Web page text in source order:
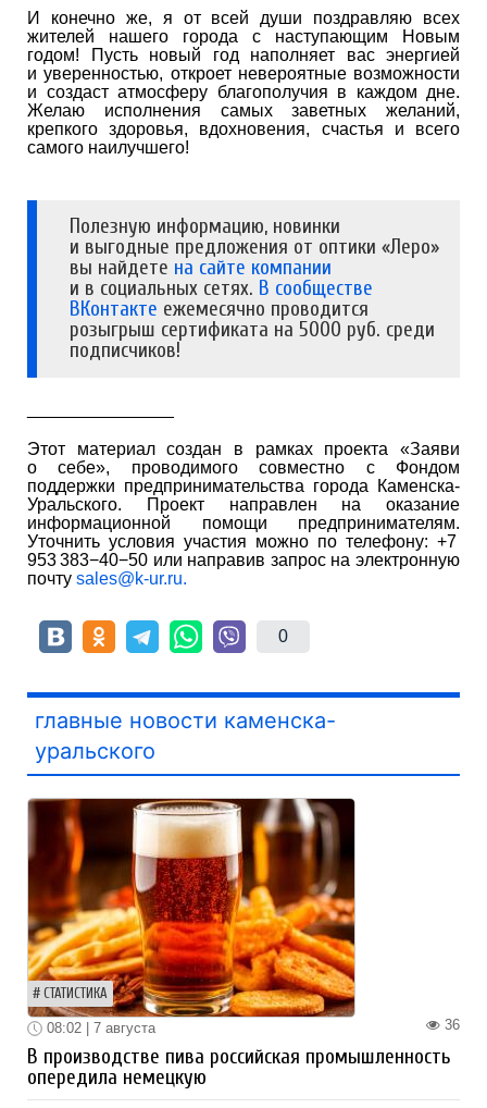
И конечно же, я от всей души поздравляю всех
жителей нашего города с наступающим Новым
годом! Пусть новый год наполняет вас энергией
и уверенностью, откроет невероятные возможности
и создаст атмосферу благополучия в каждом дне.
Желаю исполнения самых заветных желаний,
крепкого здоровья, вдохновения, счастья и всего
самого наилучшего!
Полезную информацию, новинки
и выгодные предложения от оптики «Леро»
вы найдете на сайте компании
и в социальных сетях. В сообществе
ВКонтакте ежемесячно проводится
розыгрыш сертификата на 5000 руб. среди
подписчиков!
Этот материал создан в рамках проекта «Заяви
о себе», проводимого совместно с Фондом
поддержки предпринимательства города Каменска-
Уральского. Проект направлен на оказание
информационной помощи предпринимателям.
Уточнить условия участия можно по телефону: +7
953 383−40−50 или направив запрос на электронную
почту sales@k-ur.ru.
0
главные новости каменска-
уральского
СТАТИСТИКА
36
08:02 | 7 августа
В производстве пива российская промышленность
опередила немецкую